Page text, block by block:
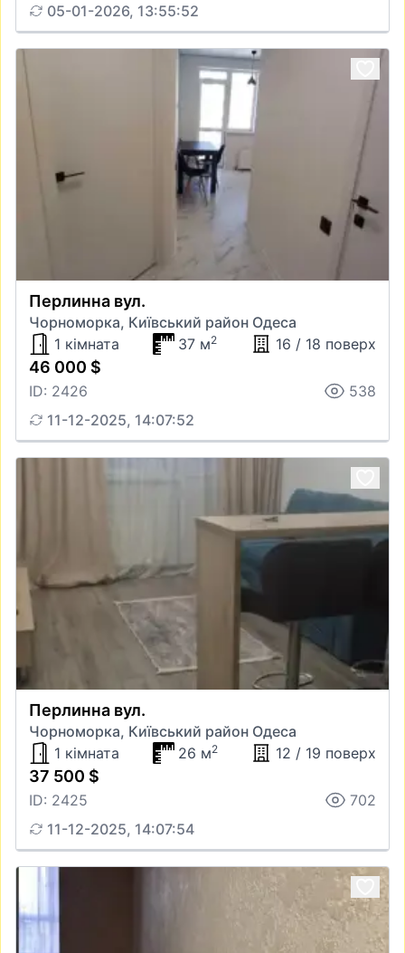
05-01-2026, 13:55:52
Перлинна вул.
Чорноморка, Київський район Одеса
1 кімната
37 м2 16 / 18 поверх
46 000 $
ID: 2426
538
11-12-2025, 14:07:52
Перлинна вул.
Чорноморка, Київський район Одеса
1 кімната
26 м2 12 / 19 поверх
37 500 $
ID: 2425
702
11-12-2025, 14:07:54